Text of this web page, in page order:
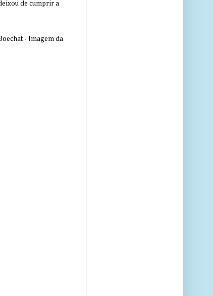
de cumprir a
- Imagem da